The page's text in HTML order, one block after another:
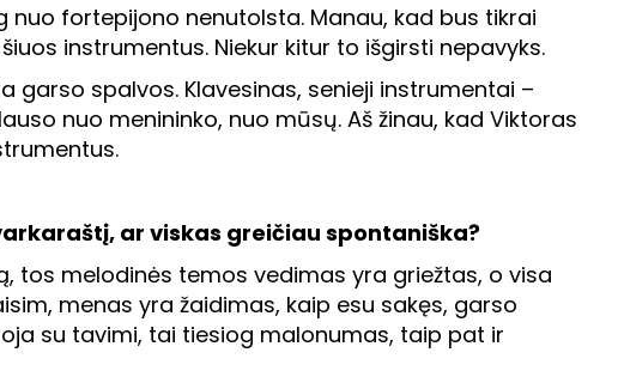
nuo fortepijono nenutolsta. Manau, kad bus tikrai
instrumentus. Niekur kitur to išgirsti nepavyks.
garso spalvos. Klavesinas, senieji instrumentai –
nuo menininko, nuo mūsų. Aš žinau, kad Viktoras
ar viskas greičiau spontaniška?
tos melodinės temos vedimas yra griežtas, o visa
menas yra žaidimas, kaip esu sakęs, garso
su tavimi, tai tiesiog malonumas, taip pat ir